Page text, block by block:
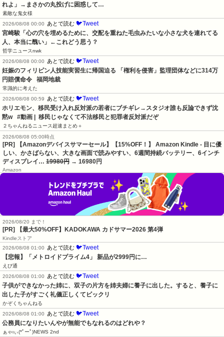
れよ」→まさかの丸投げに困惑して…
素敵な鬼女様
2026/08/08 00:00
あとで読む 🐦Tweet
宮崎駿「心の穴を埋めるために、交配を重ねた毛虫みたいな小さな犬を連れてる
人、本当に醜い」←これどう思う？
哲学ニュースnwk
2026/08/08 00:00
あとで読む 🐦Tweet
妊娠のフィリピン人技能実習生に帰国迫る 「権利を侵害」監理団体などに314万
円賠償命令   福岡地裁
常識的に考えた
2026/08/08 00:59
あとで読む 🐦Tweet
ホリエモン、移民受け入れ反対派の若者にブチギレ→スタジオ誰も反論できず沈
黙w   #動画 |  移民じゃなくて不法移民と犯罪者反対派だぞ
２ちゃんねるニュース超速まとめ＋
2026/08/08 05:00時点
[PR] 【Amazonデバイスサマーセール】【15%OFF！】 Amazon Kindle - 目に優
しい、かさばらない、大きな画面で読みやすい、6週間持続バッテリー、6インチ
ディスプレイ… 19980円 → 16980円
Amazon
2026/08/20 まで！
[PR] 【最大50%OFF】KADOKAWA カドサマー2026 第4弾
Kindleストア
2026/08/08 01:00
あとで読む 🐦Tweet
【悲報】「メトロイドプライム4」 新品が2999円に…
えび通
2026/08/08 01:00
あとで読む 🐦Tweet
子供ができなかった姉に、双子の片方を姉夫婦に養子に出した。すると、養子に
出した子がすごく礼儀正しくてビックリ
かぞくちゃんねる
2026/08/08 01:00
あとで読む 🐦Tweet
公務員になりたいんやが無能でもなれるのはどれや？
ぁゃιぃ(*ﾟーﾟ)NEWS 2nd